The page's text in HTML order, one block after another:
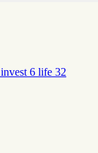
invest 6 life 32